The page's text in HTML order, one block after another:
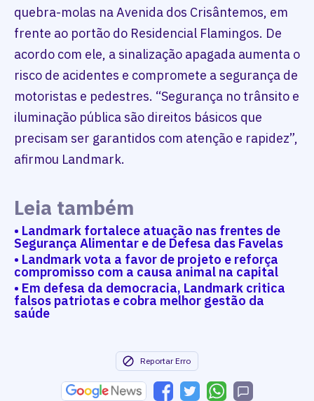
quebra-molas na Avenida dos Crisântemos, em
frente ao portão do Residencial Flamingos. De
acordo com ele, a sinalização apagada aumenta o
risco de acidentes e compromete a segurança de
motoristas e pedestres. “Segurança no trânsito e
iluminação pública são direitos básicos que
precisam ser garantidos com atenção e rapidez”,
afirmou Landmark.
Leia também
• Landmark fortalece atuação nas frentes de
Segurança Alimentar e de Defesa das Favelas
• Landmark vota a favor de projeto e reforça
compromisso com a causa animal na capital
• Em defesa da democracia, Landmark critica
falsos patriotas e cobra melhor gestão da
saúde
Reportar Erro